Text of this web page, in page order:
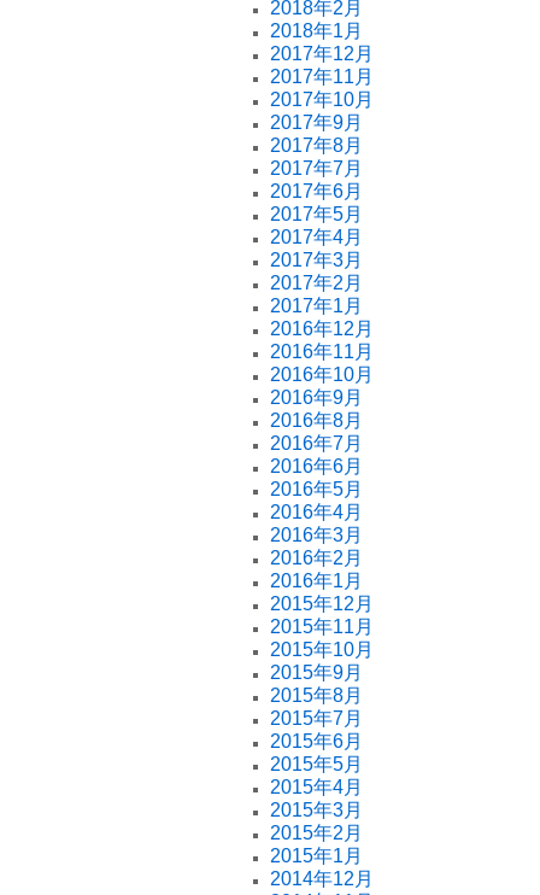
2018年2月
2018年1月
2017年12月
2017年11月
2017年10月
2017年9月
2017年8月
2017年7月
2017年6月
2017年5月
2017年4月
2017年3月
2017年2月
2017年1月
2016年12月
2016年11月
2016年10月
2016年9月
2016年8月
2016年7月
2016年6月
2016年5月
2016年4月
2016年3月
2016年2月
2016年1月
2015年12月
2015年11月
2015年10月
2015年9月
2015年8月
2015年7月
2015年6月
2015年5月
2015年4月
2015年3月
2015年2月
2015年1月
2014年12月